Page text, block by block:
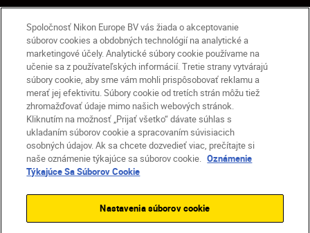
SK Nikon Sites
Kontakt
Oznámenie o ochrane osobných údajov
Podmienky používania
Nikon Store – zmluvné podmienky
Oznámenie týkajúce sa súborov cookie
Prístupnosť
Nastavenia súborov cookie
© 2026 Nikon
Spoločnosť Nikon Europe BV vás žiada o akceptovanie
súborov cookies a obdobných technológií na analytické a
marketingové účely. Analytické súbory cookie používame na
učenie sa z používateľských informácií. Tretie strany vytvárajú
súbory cookie, aby sme vám mohli prispôsobovať reklamu a
merať jej efektivitu. Súbory cookie od tretích strán môžu tiež
zhromažďovať údaje mimo našich webových stránok.
Kliknutím na možnosť „Prijať všetko“ dávate súhlas s
ukladaním súborov cookie a spracovaním súvisiacich
osobných údajov. Ak sa chcete dozvedieť viac, prečítajte si
naše oznámenie týkajúce sa súborov cookie. Oznámenie
Týkajúce Sa Súborov Cookie
Nastavenia súborov cookie